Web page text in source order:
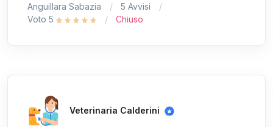
Anguillara Sabazia
5 Avvisi
Voto 5
Chiuso
Veterinaria Calderini